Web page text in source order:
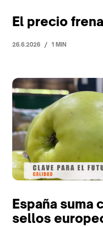
El precio
26.6.2026 / 1 MIN
España suma
sellos